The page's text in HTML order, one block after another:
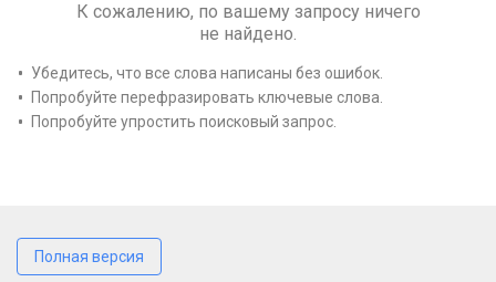
К сожалению, по вашему запросу ничего
не найдено.
Убедитесь, что все слова написаны без ошибок.
Попробуйте перефразировать ключевые слова.
Попробуйте упростить поисковый запрос.
Полная версия